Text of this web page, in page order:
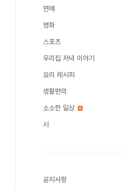
연예
영화
스포츠
우리집 저녁 이야기
요리 레시피
생활편의
소소한 일상
시
공지사항